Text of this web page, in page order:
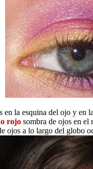
en la esquina del ojo y en
rojo sombra de ojos en el
ojos a lo largo del globo